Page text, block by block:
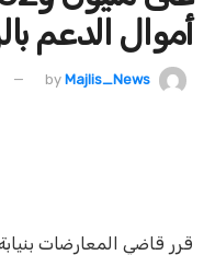
أموال الدعم
by Majlis_News
قرر قاضي المعارضات